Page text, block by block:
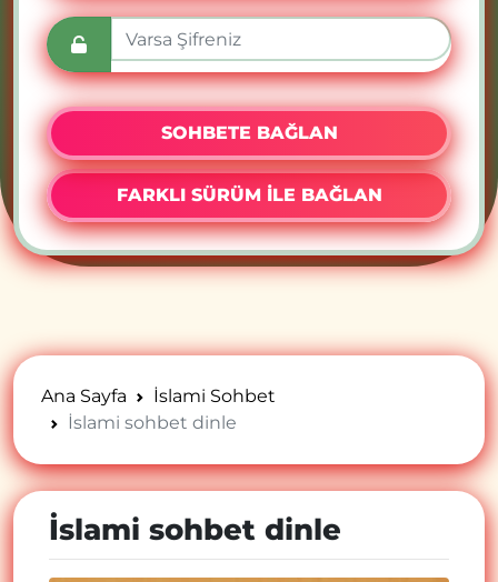
SOHBETE BAĞLAN
FARKLI SÜRÜM İLE BAĞLAN
Ana Sayfa
İslami Sohbet
İslami sohbet dinle
İslami sohbet dinle